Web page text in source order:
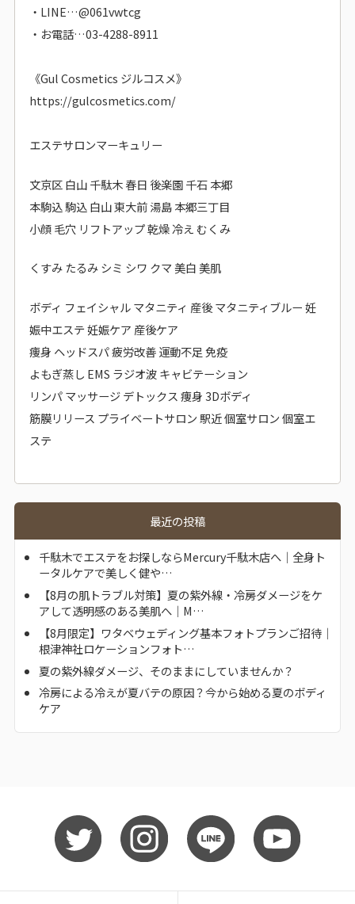
・LINE…@061vwtcg
・お電話…03-4288-8911
《Gul Cosmetics ジルコスメ》
https://gulcosmetics.com/
エステサロンマーキュリー
文京区 白山 千駄木 春日 後楽園 千石 本郷
本駒込 駒込 白山 東大前 湯島 本郷三丁目
小顔 毛穴 リフトアップ 乾燥 冷え むくみ
くすみ たるみ シミ シワ クマ 美白 美肌
ボディ フェイシャル マタニティ 産後 マタニティブルー 妊
娠中エステ 妊娠ケア 産後ケア
痩身 ヘッドスパ 疲労改善 運動不足 免疫
よもぎ蒸し EMS ラジオ波 キャビテーション
リンパ マッサージ デトックス 痩身 3Dボディ
筋膜リリース プライベートサロン 駅近 個室サロン 個室エ
ステ
最近の投稿
千駄木でエステをお探しならMercury千駄木店へ｜全身ト
ータルケアで美しく健や…
【8月の肌トラブル対策】夏の紫外線・冷房ダメージをケ
アして透明感のある美肌へ｜M…
【8月限定】ワタベウェディング基本フォトプランご招待｜
根津神社ロケーションフォト…
夏の紫外線ダメージ、そのままにしていませんか？
冷房による冷えが夏バテの原因？今から始める夏のボディ
ケア